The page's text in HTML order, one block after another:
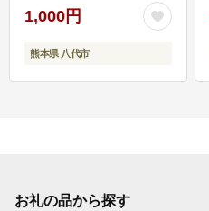
1,000円
熊本県 八代市
お礼の品から探す